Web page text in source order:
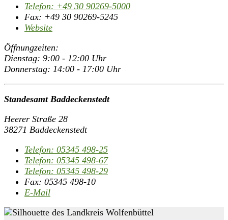
Telefon: +49 30 90269-5000
Fax: +49 30 90269-5245
Website
Öffnungzeiten:
Dienstag: 9:00 - 12:00 Uhr
Donnerstag: 14:00 - 17:00 Uhr
Standesamt Baddeckenstedt
Heerer Straße 28
38271 Baddeckenstedt
Telefon: 05345 498-25
Telefon: 05345 498-67
Telefon: 05345 498-29
Fax: 05345 498-10
E-Mail